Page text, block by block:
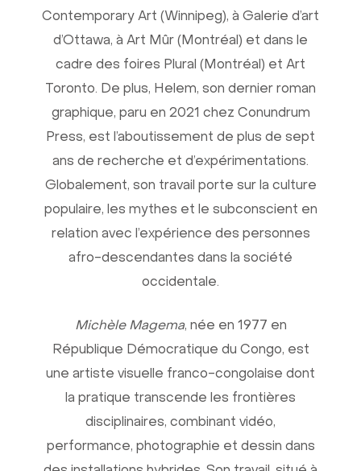
Contemporary Art (Winnipeg), à Galerie d’art
d’Ottawa, à Art Mûr (Montréal) et dans le
cadre des foires Plural (Montréal) et Art
Toronto. De plus, Helem, son dernier roman
graphique, paru en 2021 chez Conundrum
Press, est l’aboutissement de plus de sept
ans de recherche et d’expérimentations.
Globalement, son travail porte sur la culture
populaire, les mythes et le subconscient en
relation avec l’expérience des personnes
afro-descendantes dans la société
occidentale.
Michèle Magema, née en 1977 en
République Démocratique du Congo, est
une artiste visuelle franco-congolaise dont
la pratique transcende les frontières
disciplinaires, combinant vidéo,
performance, photographie et dessin dans